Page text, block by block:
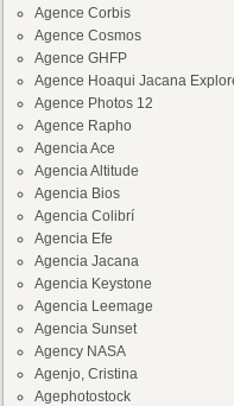
Agence Corbis
Agence Cosmos
Agence GHFP
Agence Hoaqui Jacana
Agence Photos 12
Agence Rapho
Agencia Ace
Agencia Altitude
Agencia Bios
Agencia Colibrí
Agencia Efe
Agencia Jacana
Agencia Keystone
Agencia Leemage
Agencia Sunset
Agency NASA
Agenjo, Cristina
Agephotostock